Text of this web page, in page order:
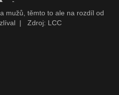
mužů, těmto to ale na rozdíl od
| Zdroj: LCC